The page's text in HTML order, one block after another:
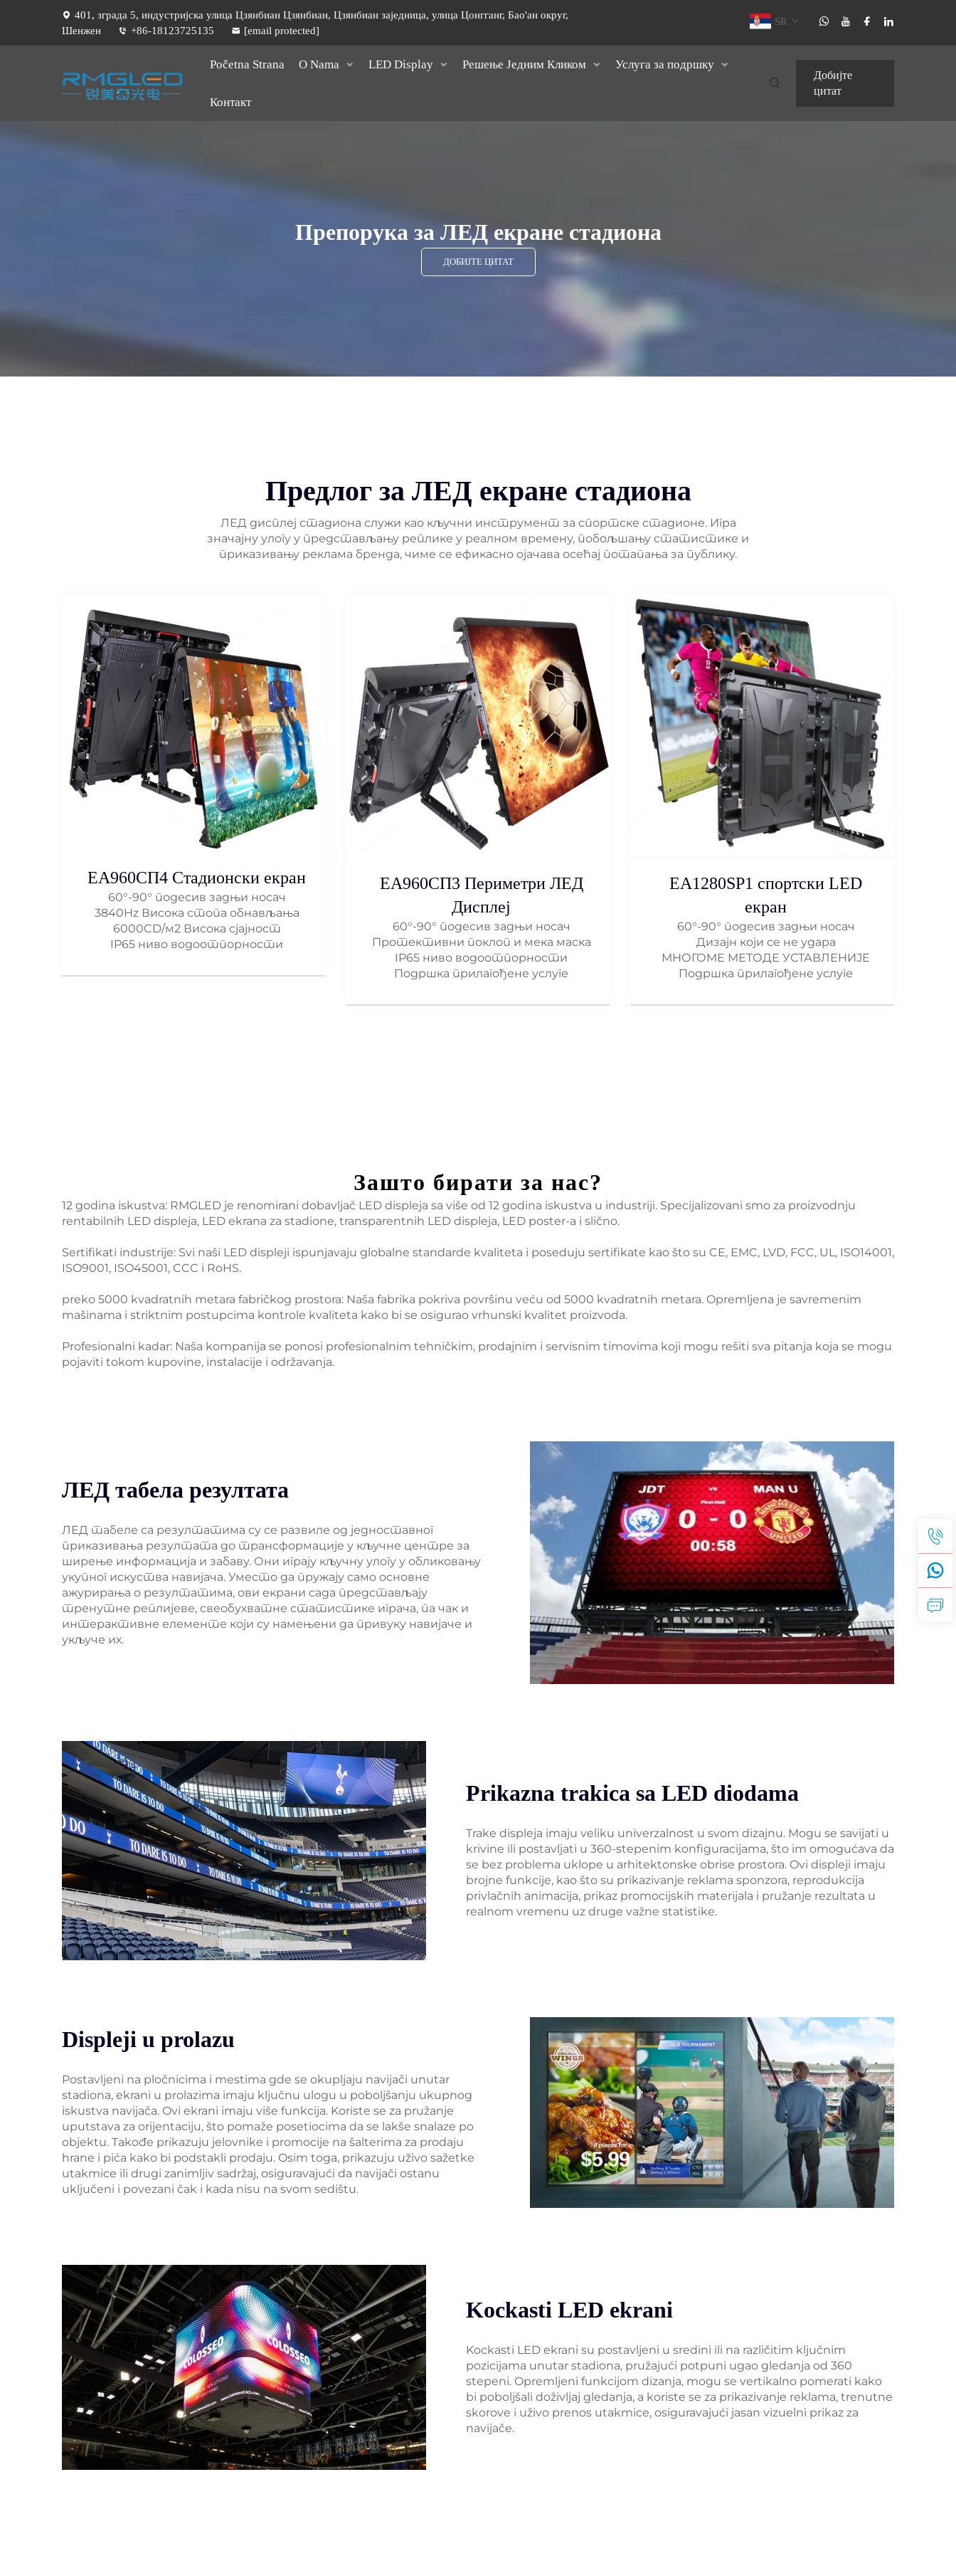
401, зграда 5, индустријска улица Цзянбиан Цзянбиан, Цзянбиан заједница, улица Цонгганг, Бао'ан округ,
Шенжен
+86-18123725135 [email protected]
SR
Početna Strana O Nama LED Display Решење Једним Кликом Услуга за подршку
Контакт
Добијте
цитат
Препорука за ЛЕД екране стадиона
ДОБИЈТЕ ЦИТАТ
Предлог за ЛЕД екране стадиона
ЛЕД дисплеј стадиона служи као кључни инструмент за спортске стадионе. Игра
значајну улогу у представљању реплике у реалном времену, побољшању статистике и
приказивању реклама бренда, чиме се ефикасно ојачава осећај потапања за публику.
ЕА960СП4 Стадионски екран
60°-90° подесив задњи носач
3840Hz Висока стопа обнављања
6000CD/м2 Висока сјајност
IP65 ниво водоотпорности
ЕА960СП3 Периметри ЛЕД
Дисплеј
60°-90° подесив задњи носач
Протективни поклоп и мека маска
IP65 ниво водоотпорности
Подршка прилагођене услуге
EA1280SP1 спортски LED
екран
60°-90° подесив задњи носач
Дизајн који се не удара
МНОГОМЕ МЕТОДЕ УСТАВЛЕНИЈЕ
Подршка прилагођене услуге
Зашто бирати за нас?
12 godina iskustva: RMGLED je renomirani dobavljač LED displeja sa više od 12 godina iskustva u industriji. Specijalizovani smo za proizvodnju
rentabilnih LED displeja, LED ekrana za stadione, transparentnih LED displeja, LED poster-a i slično.
Sertifikati industrije: Svi naši LED displeji ispunjavaju globalne standarde kvaliteta i poseduju sertifikate kao što su CE, EMC, LVD, FCC, UL, ISO14001,
ISO9001, ISO45001, CCC i RoHS.
preko 5000 kvadratnih metara fabričkog prostora: Naša fabrika pokriva površinu veću od 5000 kvadratnih metara. Opremljena je savremenim
mašinama i striktnim postupcima kontrole kvaliteta kako bi se osigurao vrhunski kvalitet proizvoda.
Profesionalni kadar: Naša kompanija se ponosi profesionalnim tehničkim, prodajnim i servisnim timovima koji mogu rešiti sva pitanja koja se mogu
pojaviti tokom kupovine, instalacije i održavanja.
ЛЕД табела резултата
ЛЕД табеле са резултатима су се развиле од једноставног
приказивања резултата до трансформације у кључне центре за
ширење информација и забаву. Они играју кључну улогу у обликовању
укупног искуства навијача. Уместо да пружају само основне
ажурирања о резултатима, ови екрани сада представљају
тренутне реплијеве, свеобухватне статистике играча, па чак и
интерактивне елементе који су намењени да привуку навијаче и
укључе их.
Prikazna trakica sa LED diodama
Trake displeja imaju veliku univerzalnost u svom dizajnu. Mogu se savijati u
krivine ili postavljati u 360-stepenim konfiguracijama, što im omogućava da
se bez problema uklope u arhitektonske obrise prostora. Ovi displeji imaju
brojne funkcije, kao što su prikazivanje reklama sponzora, reprodukcija
privlačnih animacija, prikaz promocijskih materijala i pružanje rezultata u
realnom vremenu uz druge važne statistike.
Displeji u prolazu
Postavljeni na pločnicima i mestima gde se okupljaju navijači unutar
stadiona, ekrani u prolazima imaju ključnu ulogu u poboljšanju ukupnog
iskustva navijača. Ovi ekrani imaju više funkcija. Koriste se za pružanje
uputstava za orijentaciju, što pomaže posetiocima da se lakše snalaze po
objektu. Takođe prikazuju jelovnike i promocije na šalterima za prodaju
hrane i pića kako bi podstakli prodaju. Osim toga, prikazuju uživo sažetke
utakmice ili drugi zanimljiv sadržaj, osiguravajući da navijači ostanu
uključeni i povezani čak i kada nisu na svom sedištu.
Kockasti LED ekrani
Kockasti LED ekrani su postavljeni u sredini ili na različitim ključnim
pozicijama unutar stadiona, pružajući potpuni ugao gledanja od 360
stepeni. Opremljeni funkcijom dizanja, mogu se vertikalno pomerati kako
bi poboljšali doživljaj gledanja, a koriste se za prikazivanje reklama, trenutne
skorove i uživo prenos utakmice, osiguravajući jasan vizuelni prikaz za
navijače.